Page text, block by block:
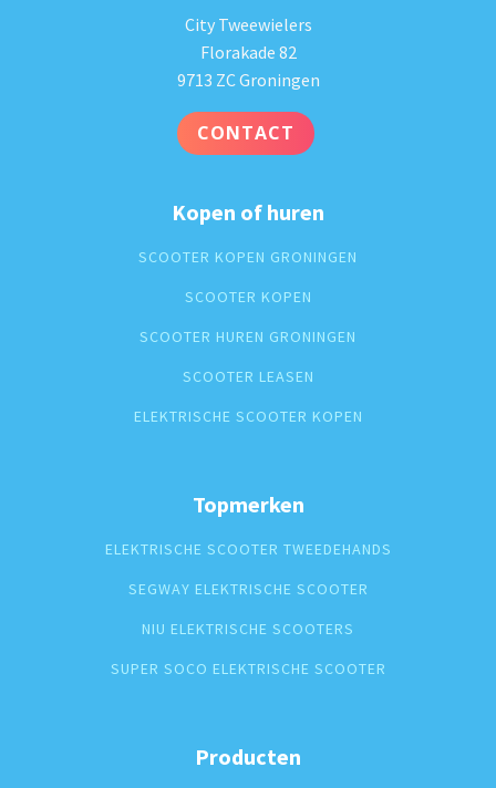
City Tweewielers
Florakade 82
9713 ZC Groningen
CONTACT
Kopen of huren
SCOOTER KOPEN GRONINGEN
SCOOTER KOPEN
SCOOTER HUREN GRONINGEN
SCOOTER LEASEN
ELEKTRISCHE SCOOTER KOPEN
Topmerken
ELEKTRISCHE SCOOTER TWEEDEHANDS
SEGWAY ELEKTRISCHE SCOOTER
NIU ELEKTRISCHE SCOOTERS
SUPER SOCO ELEKTRISCHE SCOOTER
Producten